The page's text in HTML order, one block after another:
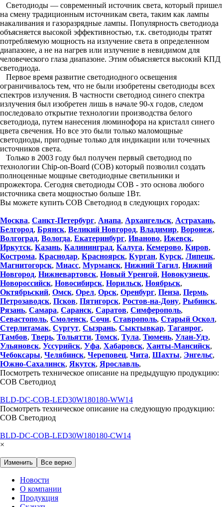
Светодиоды — современный источник света, который пришел
на смену традиционным источникам света, таким как лампы
накаливания и газоразрядные лампы. Популярность светодиода
объясняется высокой эффективностью, т.к. светодиоды тратят
потребляемую мощность на излучение света в определенном
диапазоне, а не на нагрев или излучение в невидимом для
человеческого глаза диапазоне. Этим объясняется высокий КПД
светодиода.
Первое время развитие светодиодного освещения
ограничивалось тем, что не были изобретены светодиоды всех
спектров излучения. В частности светодиод синего спектра
излучения был изобретен лишь в начале 90-х годов, следом
последовало открытие технологии производства белого
светодиода, путем нанесения люминофора на кристалл синего
цвета свечения. Но все это были только маломощные
светодиоды, пригодные только для индикации или точечных
источников света.
Только в 2003 году был получен первый светодиод по
технологии Chip-on-Board (COB) который позволил создать
полноценные мощные светодиодные светильники и
прожектора. Сегодня светодиоды COB - это основа любого
источника света мощностью больше 1Вт.
Вы можете купить COB Светодиод в следующих городах:
Москва, Санкт-Петербург, Анапа, Архангельск, Астрахань,
Белгород, Брянск, Великий Новгород, Владимир, Воронеж,
Волгоград, Вологда, Екатеринбург, Иваново, Ижевск,
Иркутск, Казань, Калининград, Калуга, Кемерово, Киров,
Кострома, Краснодар, Красноярск, Курган, Курск, Липецк,
Магнитогорск, Миасс, Мурманск, Нижний Тагил, Нижний
Новгород, Нижневартовск, Новый Уренгой, Новокузнецк,
Новороссийск, Новосибирск, Норильск, Ноябрьск,
Октябрьский, Омск, Орел, Орск, Оренбург, Пенза, Пермь,
Петрозаводск, Псков, Пятигорск, Ростов-на-Дону, Рыбинск,
Рязань, Самара, Саранск, Саратов, Симферополь,
Севастополь, Смоленск, Сочи, Ставрополь, Старый Оскол,
Стерлитамак, Сургут, Сызрань, Сыктывкар, Таганрог,
Тамбов, Тверь, Тольятти, Томск, Тула, Тюмень, Улан-Удэ,
Ульяновск, Уссурийск, Уфа, Хабаровск, Ханты-Мансийск,
Чебоксары, Челябинск, Череповец, Чита, Шахты, Энгельс,
Южно-Сахалинск, Якутск, Ярославль,
Посмотреть техническое описание на предыдущую продукцию:
COB Светодиод
BLD-DC-COB-LED30W180180-WW14
Посмотреть техническое описание на следующую продукцию:
COB Светодиод
BLD-DC-COB-LED30W180180-CW14
×
Изменить Все верно
Новости
О компании
Продукция